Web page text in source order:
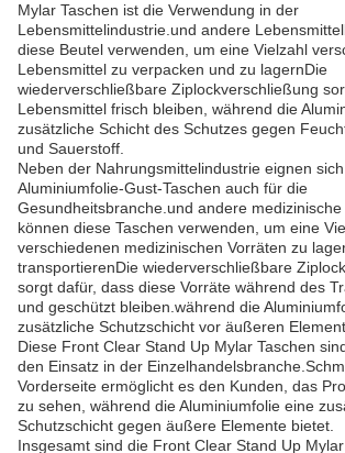
Mylar Taschen ist die Verwendung in der
Lebensmittelindustrie.und andere
diese Beutel verwenden, um eine Vielzahl
Lebensmittel zu verpacken und zu lagernDie
wiederverschließbare Ziplockverschließung
Lebensmittel frisch bleiben, während die
zusätzliche Schicht des Schutzes gegen
und Sauerstoff.
Neben der Nahrungsmittelindustrie eignen
Aluminiumfolie-Gust-Taschen auch für die
Gesundheitsbranche.und andere
können diese Taschen verwenden, um eine
verschiedenen medizinischen Vorräten zu
transportierenDie wiederverschließbare
sorgt dafür, dass diese Vorräte während des
und geschützt bleiben.während die
zusätzliche Schutzschicht vor äußeren
Diese Front Clear Stand Up Mylar Taschen
den Einsatz in der
Vorderseite ermöglicht es den Kunden, das
zu sehen, während die Aluminiumfolie eine
Schutzschicht gegen äußere Elemente bietet.
Insgesamt sind die Front Clear Stand Up